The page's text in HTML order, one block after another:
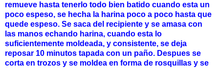
remueve hasta tenerlo todo bien batido cuando esta un
poco espeso, se hecha la harina poco a poco hasta que
quede espeso. Se saca del recipiente y se amasa con
las manos echando harina, cuando esta lo
suficientemente moldeada, y consistente, se deja
reposar 10 minutos tapada con un paño. Despues se
corta en trozos y se moldea en forma de rosquillas y se